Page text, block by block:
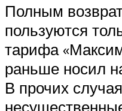
Полным
пользуются
тарифа
раньше носил
В прочих